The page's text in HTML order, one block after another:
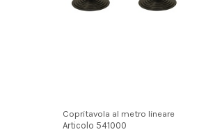
Copritavola al metro lineare
Articolo 541000